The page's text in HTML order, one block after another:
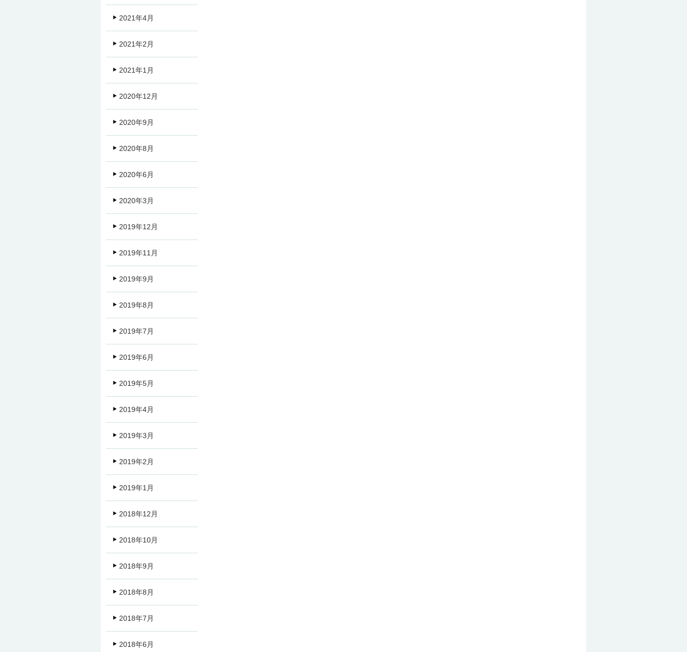
2021年4月
2021年2月
2021年1月
2020年12月
2020年9月
2020年8月
2020年6月
2020年3月
2019年12月
2019年11月
2019年9月
2019年8月
2019年7月
2019年6月
2019年5月
2019年4月
2019年3月
2019年2月
2019年1月
2018年12月
2018年10月
2018年9月
2018年8月
2018年7月
2018年6月